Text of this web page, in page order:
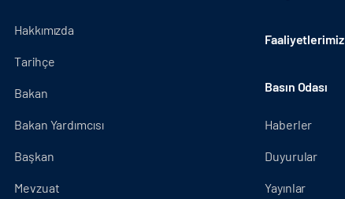
Hakkımızda
Tarihçe
Bakan
Bakan Yardımcısı
Başkan
Mevzuat
Faaliyetlerimiz
Basın Odası
Haberler
Duyurular
Yayınlar